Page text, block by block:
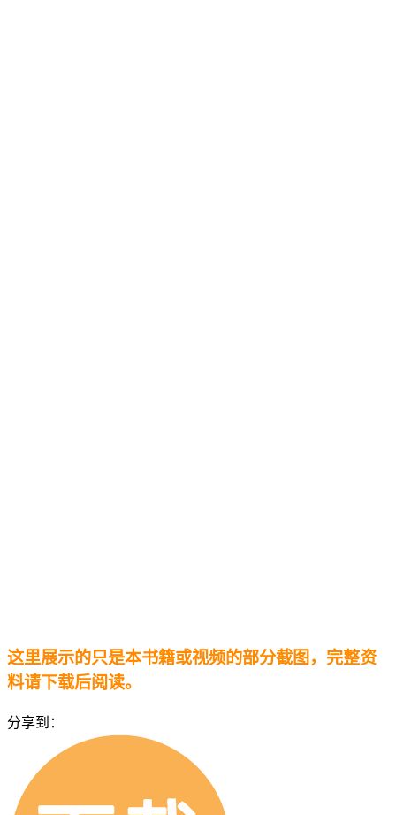
这里展示的只是本书籍或视频的部分截图，完整资
料请下载后阅读。
分享到：